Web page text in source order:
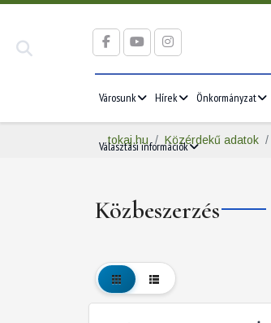
Városunk Hírek Önkormányzat
Választási információk
tokaj.hu Közérdekű adatok
Közbeszerzés